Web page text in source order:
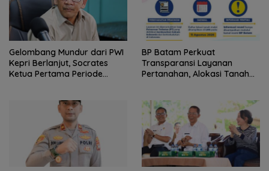
Gelombang Mundur dari PWI
Kepri Berlanjut, Socrates
Ketua Pertama Periode
BP Batam Perkuat
Transparansi Layanan
Pertanahan, Alokasi Tanah